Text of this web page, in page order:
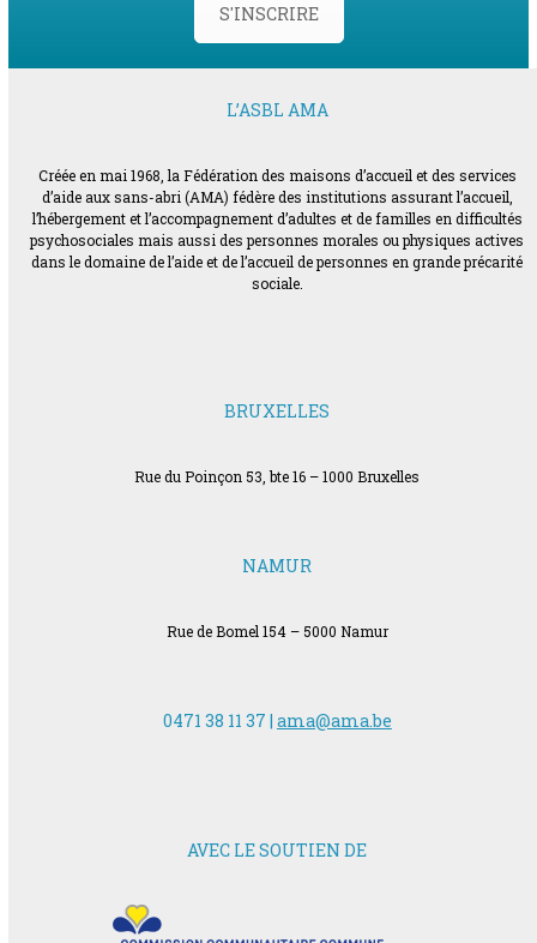
S'INSCRIRE
L’ASBL AMA
Créée en mai 1968, la Fédération des maisons d’accueil et des services
d’aide aux sans-abri (AMA) fédère des institutions assurant l’accueil,
l’hébergement et l’accompagnement d’adultes et de familles en difficultés
psychosociales mais aussi des personnes morales ou physiques actives
dans le domaine de l’aide et de l’accueil de personnes en grande précarité
sociale.
BRUXELLES
Rue du Poinçon 53, bte 16 – 1000 Bruxelles
NAMUR
Rue de Bomel 154 – 5000 Namur
0471 38 11 37 | ama@ama.be
AVEC LE SOUTIEN DE